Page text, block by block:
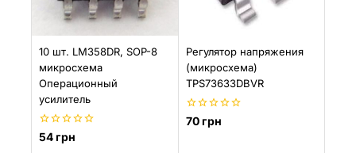
10 шт. LM358DR, SOP-8
микросхема
Операционный
усилитель
0
54грн
Регулятор напряжения
(микросхема)
TPS73633DBVR
0
70грн